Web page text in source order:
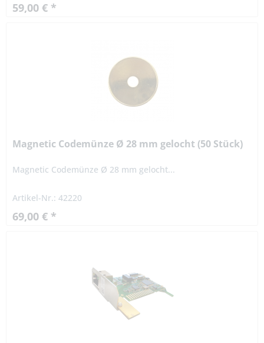
59,00 € *
Magnetic Codemünze Ø 28 mm gelocht (50 Stück)
Magnetic Codemünze Ø 28 mm gelocht...
Artikel-Nr.: 42220
69,00 € *